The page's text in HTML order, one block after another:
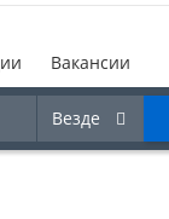
Вакансии
Везде